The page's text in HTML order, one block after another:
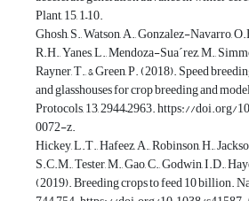
Plant, 15, 1–10.
Ghosh, S., Watson, A., Gonzalez-Navarro,
R.H., Yanes, L., Mendoza-Sua´rez, M.,
Rayner, T., & Green, P. (2018). Speed
and glasshouses for crop breeding and
Protocols, 13, 2944–2963. https://doi.org/
0072-z.
Hickey, L.T., Hafeez, A., Robinson, H.,
S.C.M., Tester, M., Gao, C., Godwin, I.D.,
(2019). Breeding crops to feed 10 billion.